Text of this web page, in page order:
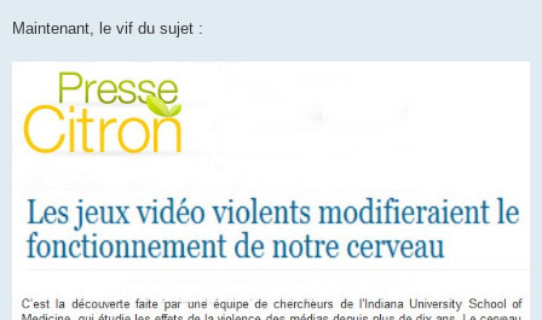
Maintenant, le vif du sujet :